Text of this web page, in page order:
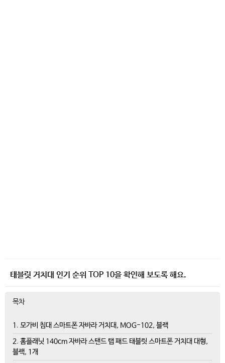
태블릿 거치대 인기 순위 TOP 10을 확인해 보도록 해요.
목차
1. 모가비 침대 스마트폰 자바라 거치대, MOG-102, 블랙
2. 홈플래닛 140cm 자바라 스탠드 탭 패드 태블릿 스마트폰 거치대 대형,
블랙, 1개